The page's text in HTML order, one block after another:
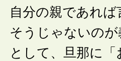
自分の親であれ
そうじゃないの
として、旦那に